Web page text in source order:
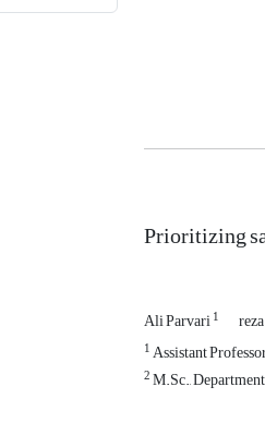
Prioritizing
Ali Parvari1
1Assistant
2M.Sc.,